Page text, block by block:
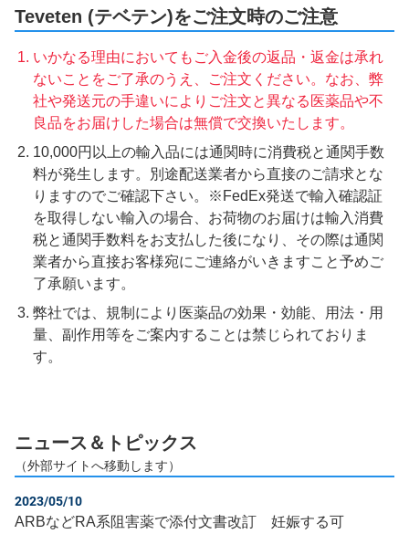
Teveten (テベテン)をご注文時のご注意
いかなる理由においてもご入金後の返品・返金は承れ
ないことをご了承のうえ、ご注文ください。なお、弊
社や発送元の手違いによりご注文と異なる医薬品や不
良品をお届けした場合は無償で交換いたします。
10,000円以上の輸入品には通関時に消費税と通関手数
料が発生します。別途配送業者から直接のご請求とな
りますのでご確認下さい。※FedEx発送で輸入確認証
を取得しない輸入の場合、お荷物のお届けは輸入消費
税と通関手数料をお支払した後になり、その際は通関
業者から直接お客様宛にご連絡がいきますこと予めご
了承願います。
弊社では、規制により医薬品の効果・効能、用法・用
量、副作用等をご案内することは禁じられておりま
す。
ニュース＆トピックス
（外部サイトへ移動します）
2023/05/10
ARBなどRA系阻害薬で添付文書改訂 妊娠する可